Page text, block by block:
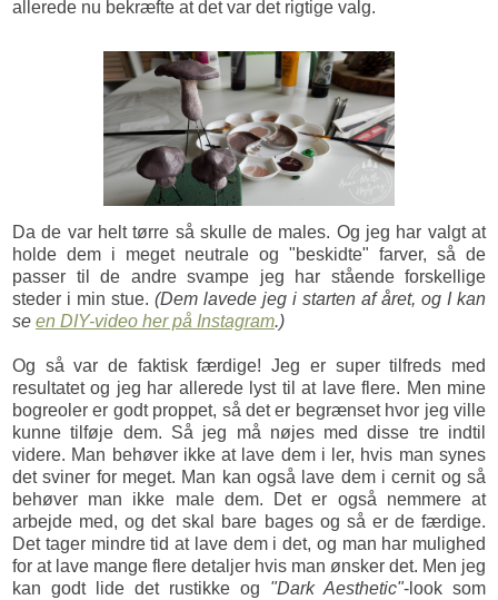
allerede nu bekræfte at det var det rigtige valg.
Da de var helt tørre så skulle de males. Og jeg har valgt at
holde dem i meget neutrale og "beskidte" farver, så de
passer til de andre svampe jeg har stående forskellige
steder i min stue. (Dem lavede jeg i starten af året, og I kan
se en DIY-video her på Instagram.)
Og så var de faktisk færdige! Jeg er super tilfreds med
resultatet og jeg har allerede lyst til at lave flere. Men mine
bogreoler er godt proppet, så det er begrænset hvor jeg ville
kunne tilføje dem. Så jeg må nøjes med disse tre indtil
videre. Man behøver ikke at lave dem i ler, hvis man synes
det sviner for meget. Man kan også lave dem i cernit og så
behøver man ikke male dem. Det er også nemmere at
arbejde med, og det skal bare bages og så er de færdige.
Det tager mindre tid at lave dem i det, og man har mulighed
for at lave mange flere detaljer hvis man ønsker det. Men jeg
kan godt lide det rustikke og "Dark Aesthetic"-look som